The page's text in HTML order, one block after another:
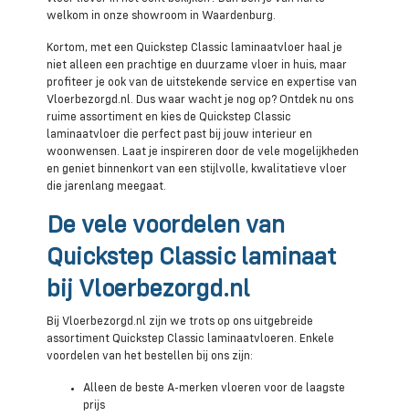
welkom in onze showroom in Waardenburg.
Kortom, met een Quickstep Classic laminaatvloer haal je
niet alleen een prachtige en duurzame vloer in huis, maar
profiteer je ook van de uitstekende service en expertise van
Vloerbezorgd.nl. Dus waar wacht je nog op? Ontdek nu ons
ruime assortiment en kies de Quickstep Classic
laminaatvloer die perfect past bij jouw interieur en
woonwensen. Laat je inspireren door de vele mogelijkheden
en geniet binnenkort van een stijlvolle, kwalitatieve vloer
die jarenlang meegaat.
De vele voordelen van
Quickstep Classic laminaat
bij Vloerbezorgd.nl
Bij Vloerbezorgd.nl zijn we trots op ons uitgebreide
assortiment Quickstep Classic laminaatvloeren. Enkele
voordelen van het bestellen bij ons zijn:
Alleen de beste A-merken vloeren voor de laagste
prijs